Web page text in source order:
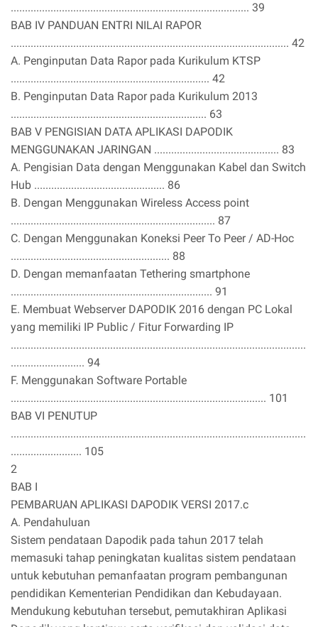
.................................................................................... 39
BAB IV PANDUAN ENTRI NILAI RAPOR
.................................................................................................. 42
A. Penginputan Data Rapor pada Kurikulum KTSP
...................................................................... 42
B. Penginputan Data Rapor pada Kurikulum 2013
..................................................................... 63
BAB V PENGISIAN DATA APLIKASI DAPODIK
MENGGUNAKAN JARINGAN ............................................ 83
A. Pengisian Data dengan Menggunakan Kabel dan Switch
Hub .............................................. 86
B. Dengan Menggunakan Wireless Access point
........................................................................ 87
C. Dengan Menggunakan Koneksi Peer To Peer / AD-Hoc
........................................................ 88
D. Dengan memanfaatan Tethering smartphone
....................................................................... 91
E. Membuat Webserver DAPODIK 2016 dengan PC Lokal
yang memiliki IP Public / Fitur Forwarding IP
........................................................................................................
.......................... 94
F. Menggunakan Software Portable
.......................................................................................... 101
BAB VI PENUTUP
........................................................................................................
......................... 105
2
BAB I
PEMBARUAN APLIKASI DAPODIK VERSI 2017.c
A. Pendahuluan
Sistem pendataan Dapodik pada tahun 2017 telah
memasuki tahap peningkatan kualitas sistem pendataan
untuk kebutuhan pemanfaatan program pembangunan
pendidikan Kementerian Pendidikan dan Kebudayaan.
Mendukung kebutuhan tersebut, pemutakhiran Aplikasi